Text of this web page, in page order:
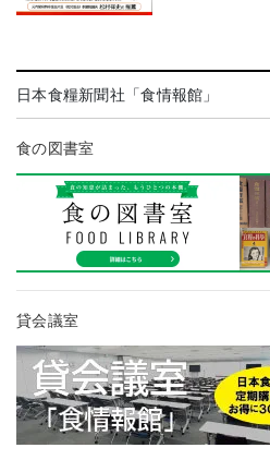
日本食糧新聞社「食情報館」
食の図書室
貸会議室